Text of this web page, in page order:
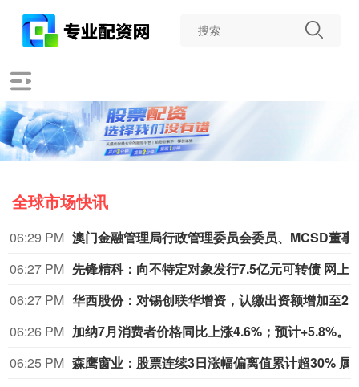
全球市场快讯
06:29 PM
06:27 PM
06:27 PM
06:26 PM 加纳7月消费者价格同比上涨4.6%；预计+5.8%。
06:25 PM